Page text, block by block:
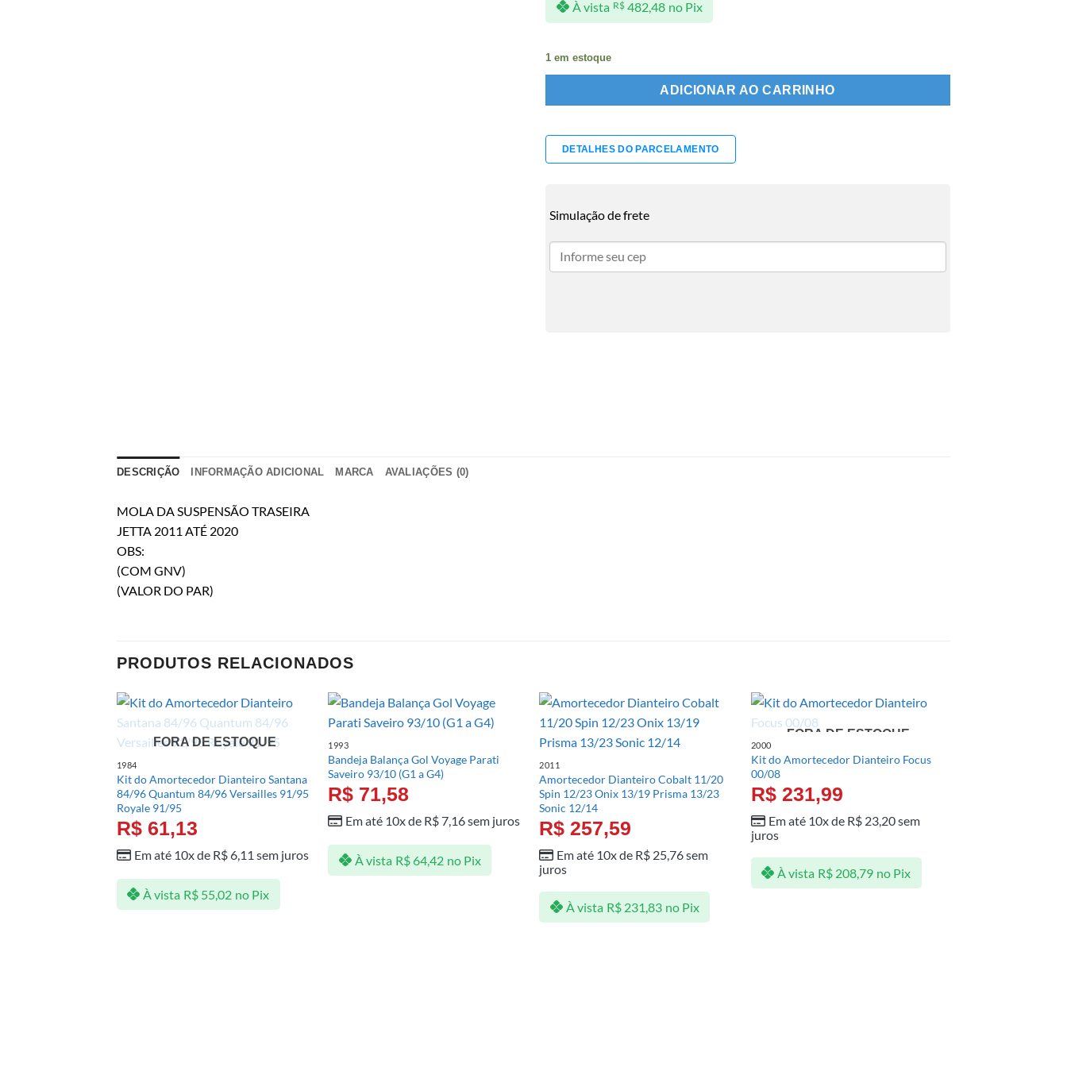
À vista R$482,48 no Pix
1 em estoque
ADICIONAR AO CARRINHO
DETALHES DO PARCELAMENTO
Simulação de frete
DESCRIÇÃO INFORMAÇÃO ADICIONAL MARCA AVALIAÇÕES (0)
MOLA DA SUSPENSÃO TRASEIRA
JETTA 2011 ATÉ 2020
OBS:
(COM GNV)
(VALOR DO PAR)
PRODUTOS RELACIONADOS
FORA DE ESTOQUE
1984
Kit do Amortecedor Dianteiro Santana
84/96 Quantum 84/96 Versailles 91/95
Royale 91/95
R$61,13
Em até 10x de R$6,11 sem juros
À vista R$ 55,02 no Pix
1993
Bandeja Balança Gol Voyage Parati
Saveiro 93/10 (G1 a G4)
R$ 71,58
Em até 10x de R$ 7,16sem juros
À vista R$64,42 no Pix
2011
Amortecedor Dianteiro Cobalt 11/20
Spin 12/23 Onix 13/19 Prisma 13/23
Sonic 12/14
R$ 257,59
Em até 10x de R$ 25,76sem
juros
À vista R$231,83 no Pix
FORA DE ESTOQUE
2000
Kit do Amortecedor Dianteiro Focus
00/08
R$231,99
Em até 10x de R$23,20sem
juros
À vista R$ 208,79 no Pix